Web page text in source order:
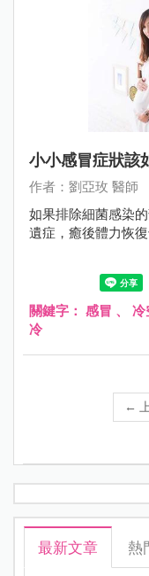
小小感冒症狀該
作者：劉亞玫 醫師
如果排除細菌感染
遺症，癒後體力恢復
關鍵字： 感冒 、 冷
冷
←
最新文章 熱